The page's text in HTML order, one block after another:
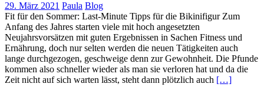
29. März 2021 Paula Blog
Fit für den Sommer: Last-Minute Tipps für die Bikinifigur Zum
Anfang des Jahres starten viele mit hoch angesetzten
Neujahrsvorsätzen mit guten Ergebnissen in Sachen Fitness und
Ernährung, doch nur selten werden die neuen Tätigkeiten auch
lange durchgezogen, geschweige denn zur Gewohnheit. Die Pfunde
kommen also schneller wieder als man sie verloren hat und da die
Zeit nicht auf sich warten lässt, steht dann plötzlich auch […]